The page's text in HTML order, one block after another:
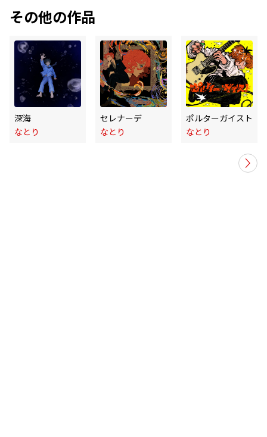
その他の作品
深海
なとり
セレナーデ
なとり
ポルターガイスト
なとり